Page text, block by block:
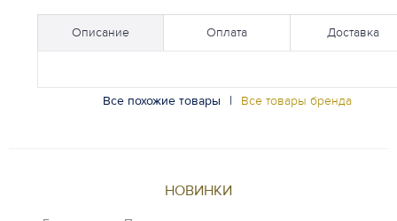
Описание Оплата Доставка
Все похожие товары | Все товары бренда
НОВИНКИ